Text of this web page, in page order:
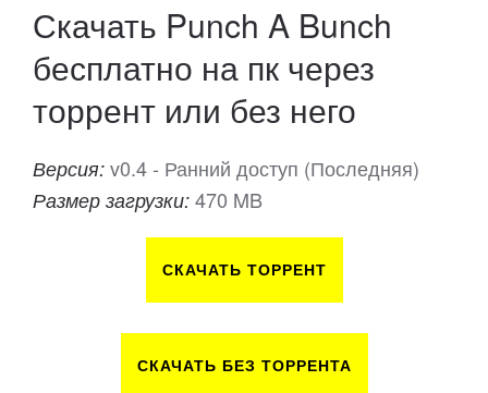
Скачать Punch A Bunch
бесплатно на пк через
торрент или без него
Версия: v0.4 - Ранний доступ (Последняя)
Размер загрузки: 470 MB
СКАЧАТЬ ТОРРЕНТ
СКАЧАТЬ БЕЗ ТОРРЕНТА